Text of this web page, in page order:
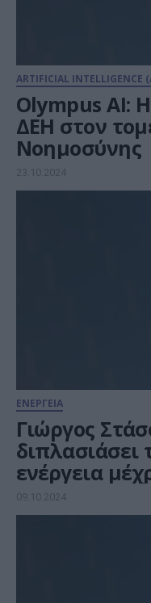
ARTIFICIAL INTELLIGENCE
Olympus AI:
ΔΕΗ στον
Νοημοσύνης
23.10.2024
ΕΝΕΡΓΕΙΑ
Γιώργος
διπλασιάσει
ενέργεια
09.10.2024